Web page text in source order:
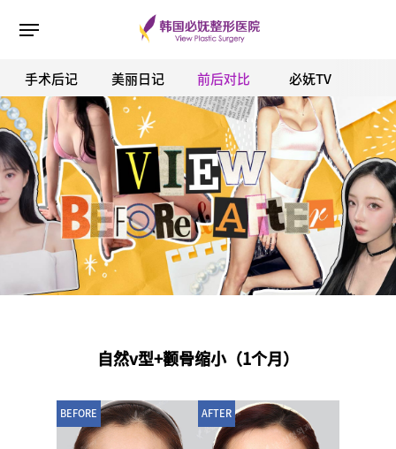
ESC 버튼을 누르면 검색창을 닫을 수 있습니다.
手术后记 美丽日记 前后对比 必妩TV
自然v型+颧骨缩小（1个月）
BEFORE AFTER